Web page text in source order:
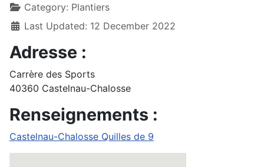
Category: Plantiers
Last Updated: 12 December 2022
Adresse :
Carrère des Sports
40360 Castelnau-Chalosse
Renseignements :
Castelnau-Chalosse Quilles de 9